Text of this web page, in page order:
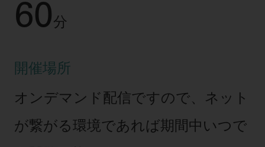
60分
開催場所
オンデマンド配信ですので、ネット
が繋がる環境であれば期間中いつで